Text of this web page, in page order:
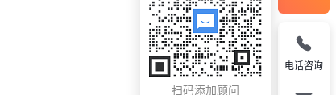
扫码添加顾问
电话咨询